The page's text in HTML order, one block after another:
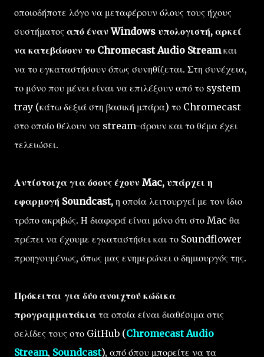
οποιοδήποτε λόγο να μεταφέρουν όλους τους ήχους
συστήματος από έναν Windows υπολογιστή, αρκεί
να κατεβάσουν το Chromecast Audio Streamκαι
να το εγκαταστήσουν όπως συνηθίζεται. Στη συνέχεια,
το μόνο που μένει είναι να επιλέξουν από το system
tray (κάτω δεξιά στη βασική μπάρα) το Chromecast
στο οποίο θέλουν να stream-άρουν και το θέμα έχει
τελειώσει.
Αντίστοιχα για όσους έχουν Mac, υπάρχει η
εφαρμογή Soundcast, η οποία λειτουργεί με τον ίδιο
τρόπο ακριβώς. Η διαφορά είναι μόνο ότι στο Mac θα
πρέπει να έχουμε εγκαταστήσει και το Soundflower
προηγουμένως, όπως μας ενημερώνει ο δημιουργός της.
Πρόκειται για δύο ανοιχτού κώδικα
προγραμματάκια τα οποία είναι διαθέσιμα στις
σελίδες τους στο GitHub (Chromecast Audio
Stream, Soundcast), από όπου μπορείτε να τα